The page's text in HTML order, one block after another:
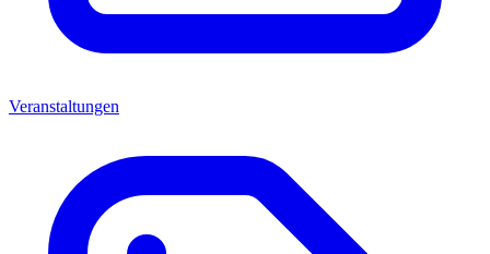
Veranstaltungen